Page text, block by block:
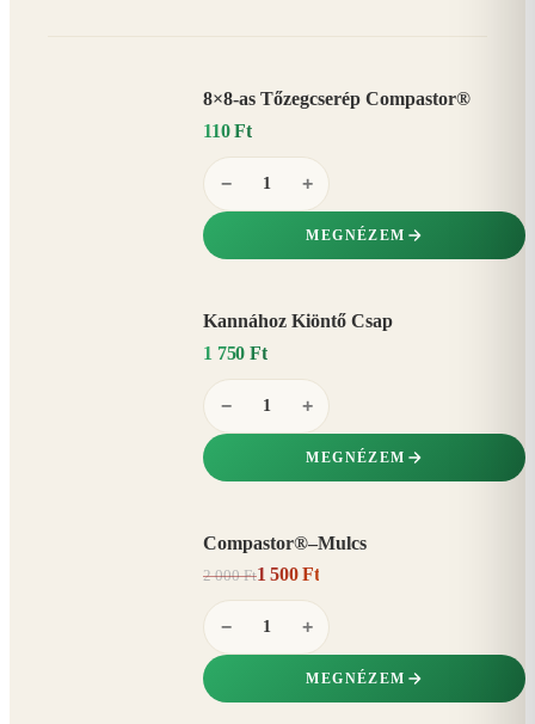
8×8-as Tőzegcserép Compastor®
110 Ft
− +
MEGNÉZEM
Kannához Kiöntő Csap
1 750 Ft
− +
MEGNÉZEM
Compastor®–Mulcs
2 000 Ft1 500 Ft
− +
MEGNÉZEM